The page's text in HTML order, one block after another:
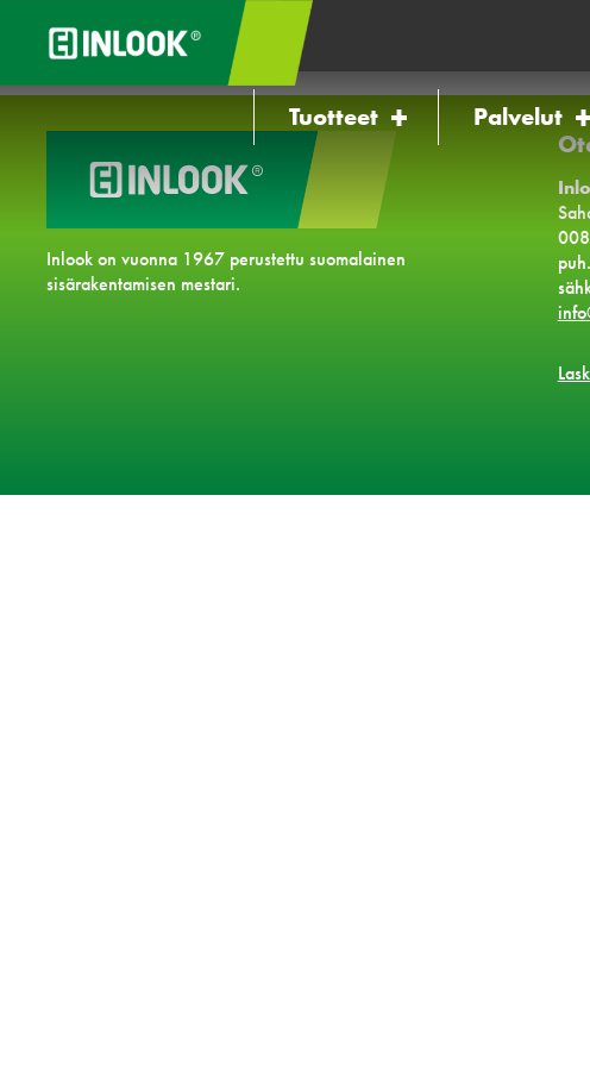
Tuotteet Palvelut
Inlook on vuonna 1967 perustettu suomalainen
sisärakentamisen mestari.
puh.